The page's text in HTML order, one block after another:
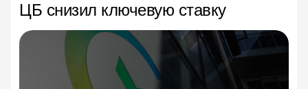
ЦБ снизил ключевую ставку